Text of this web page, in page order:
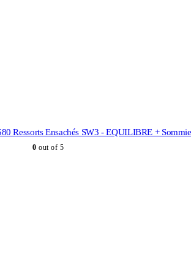
Ressorts Ensachés SW3 - EQUILIBRE +
0 out of 5